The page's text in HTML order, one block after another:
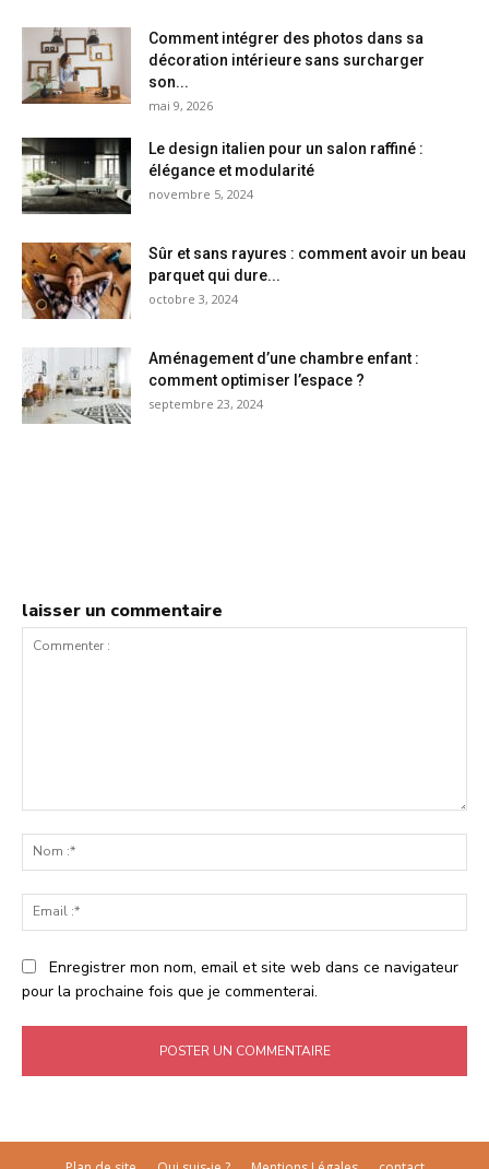
Comment intégrer des photos dans sa
décoration intérieure sans surcharger
son...
mai 9, 2026
Le design italien pour un salon raffiné :
élégance et modularité
novembre 5, 2024
Sûr et sans rayures : comment avoir un beau
parquet qui dure...
octobre 3, 2024
Aménagement d’une chambre enfant :
comment optimiser l’espace ?
septembre 23, 2024
laisser un commentaire
:*
:*
Enregistrer mon nom, email et site web dans ce navigateur
pour la prochaine fois que je commenterai.